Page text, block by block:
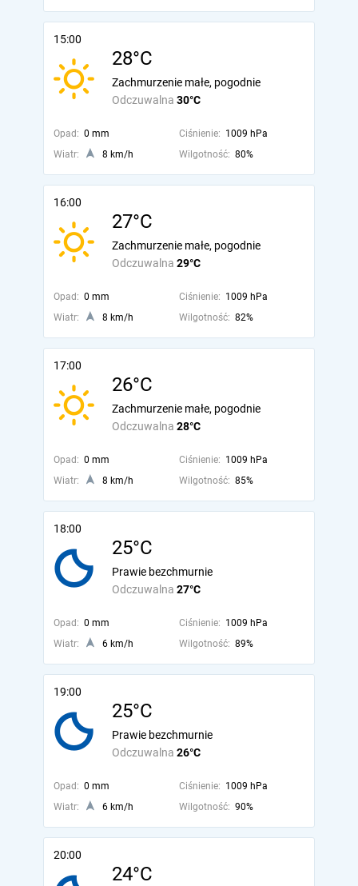
15:00
28°C
Odczuwalna 30°C
Zachmurzenie małe, pogodnie
Opad: 0 mm Ciśnienie: 1009 hPa
Wiatr:
8 km/h Wilgotność: 80%
16:00
27°C
Odczuwalna 29°C
Zachmurzenie małe, pogodnie
Opad: 0 mm Ciśnienie: 1009 hPa
Wiatr:
8 km/h Wilgotność: 82%
17:00
26°C
Odczuwalna 28°C
Zachmurzenie małe, pogodnie
Opad: 0 mm Ciśnienie: 1009 hPa
Wiatr:
8 km/h Wilgotność: 85%
18:00
25°C
Odczuwalna 27°C
Prawie bezchmurnie
Opad: 0 mm Ciśnienie: 1009 hPa
Wiatr:
6 km/h Wilgotność: 89%
19:00
25°C
Odczuwalna 26°C
Prawie bezchmurnie
Opad: 0 mm Ciśnienie: 1009 hPa
Wiatr:
6 km/h Wilgotność: 90%
20:00
24°C